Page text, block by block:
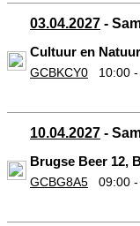
03.04.2027 -
Cultuur en
GCBKCY0 10:00
10.04.2027 -
Brugse Beer 12,
GCBG8A5 09:00